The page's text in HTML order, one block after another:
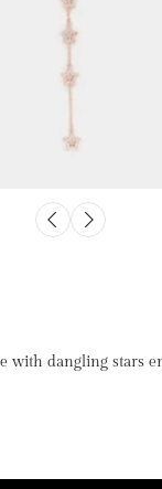
with dangling stars